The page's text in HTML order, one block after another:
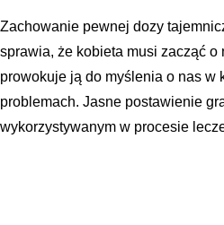
Zachowanie pewnej dozy
sprawia, że kobieta musi zacząć
prowokuje ją do myślenia o nas w
problemach. Jasne postawienie
wykorzystywanym w procesie